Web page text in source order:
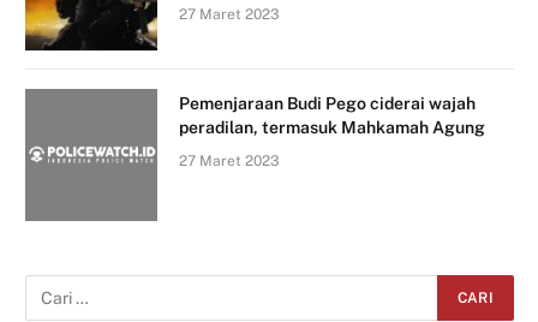
27 Maret 2023
Pemenjaraan Budi Pego ciderai wajah
peradilan, termasuk Mahkamah Agung
27 Maret 2023